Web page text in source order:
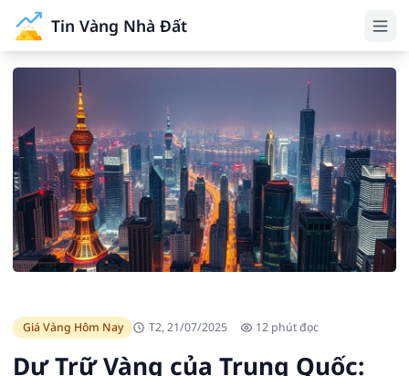
Tin Vàng Nhà Đất
Giá Vàng Hôm Nay T2, 21/07/2025 12 phút đọc
Dự Trữ Vàng của Trung Quốc: